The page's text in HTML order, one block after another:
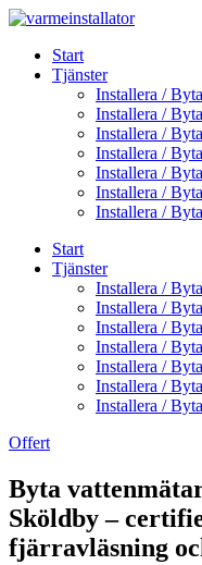
Skip
contentStart
Tjänster
Installera /
Installera /
Installera /
Installera /
Installera /
Installera /
Installera /
Start
Tjänster
Installera /
Installera /
Installera /
Installera /
Installera /
Installera /
Installera /
Offert
Byta
Sköldby –
fjärravläsning